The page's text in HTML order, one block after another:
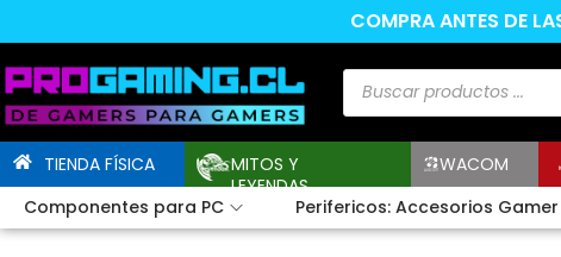
COMPRA ANTES DE
TIENDA FÍSICA
MITOS Y
LEYENDAS
WACOM
Componentes para PC
Perifericos: Accesorios Gamer